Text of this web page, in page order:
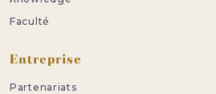
Faculté
Entreprise
Partenariats